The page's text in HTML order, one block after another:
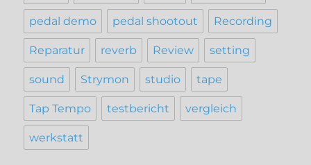
pedal demo pedal shootout Recording
Reparatur reverb Review setting
sound Strymon studio tape
Tap Tempo testbericht vergleich
werkstatt